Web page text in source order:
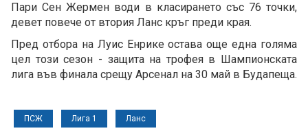
Пари Сен Жермен води в класирането със 76 точки,
девет повече от втория Ланс кръг преди края.
Пред отбора на Луис Енрике остава още една голяма
цел този сезон - защита на трофея в Шампионската
лига във финала срещу Арсенал на 30 май в Будапеща.
ПСЖ Лига 1 Ланс